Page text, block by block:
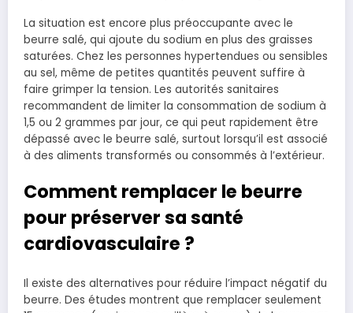
La situation est encore plus préoccupante avec le
beurre salé, qui ajoute du sodium en plus des graisses
saturées. Chez les personnes hypertendues ou sensibles
au sel, même de petites quantités peuvent suffire à
faire grimper la tension. Les autorités sanitaires
recommandent de limiter la consommation de sodium à
1,5 ou 2 grammes par jour, ce qui peut rapidement être
dépassé avec le beurre salé, surtout lorsqu’il est associé
à des aliments transformés ou consommés à l’extérieur.
Comment remplacer le beurre
pour préserver sa santé
cardiovasculaire ?
Il existe des alternatives pour réduire l’impact négatif du
beurre. Des études montrent que remplacer seulement